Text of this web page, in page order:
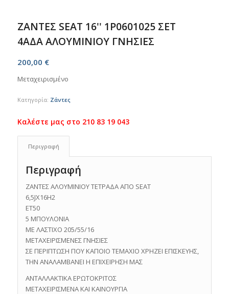
ΖΑΝΤΕΣ SEAT 16'' 1P0601025 ΣΕΤ
4ΑΔΑ ΑΛΟΥΜΙΝΙΟΥ ΓΝΗΣΙΕΣ
200,00 €
Μεταχειρισμένο
Κατηγορία: Ζάντες
Περιγραφή
Περιγραφή
ΖΑΝΤΕΣ ΑΛΟΥΜΙΝΙΟΥ ΤΕΤΡΑΔΑ ΑΠΟ SEAT
6,5JX16H2
ET50
5 ΜΠΟΥΛΟΝΙΑ
ΜΕ ΛΑΣΤΙΧΟ 205/55/16
ΜΕΤΑΧΕΙΡΙΣΜΕΝΕΣ ΓΝΗΣΙΕΣ
ΣΕ ΠΕΡΙΠΤΩΣΗ ΠΟΥ ΚΑΠΟΙΟ ΤΕΜΑΧΙΟ ΧΡΗΖΕΙ ΕΠΙΣΚΕΥΗΣ,
ΤΗΝ ΑΝΑΛΑΜΒΑΝΕΙ Η ΕΠΙΧΕΙΡΗΣΗ ΜΑΣ
ΑΝΤΑΛΛΑΚΤΙΚΑ ΕΡΩΤΟΚΡΙΤΟΣ
ΜΕΤΑΧΕΙΡΙΣΜΕΝΑ ΚΑΙ ΚΑΙΝΟΥΡΓΙΑ